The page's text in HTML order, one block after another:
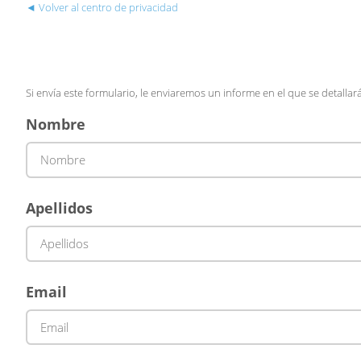
◄ Volver al centro de privacidad
Si envía este formulario, le enviaremos un informe en el que se
Nombre
Apellidos
Email